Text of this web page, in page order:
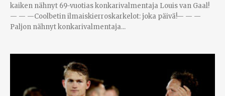
kaiken nähnyt 69-vuotias konkarivalmentaja Louis van Gaal!
— — —Coolbetin ilmaiskierroskarkelot: joka päivä!— — —
Paljon nähnyt konkarivalmentaja...